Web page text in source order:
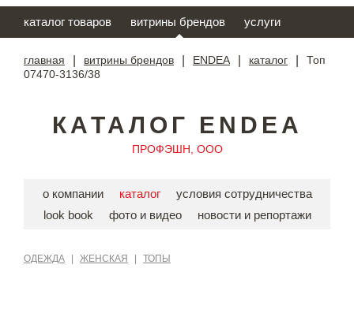
каталог товаров витрины брендов услуги
главная витрины брендов ENDEA каталог
Топ
07470-3136/38
КАТАЛОГ ENDEA
ПРОФЭШН, ООО
о компании каталог
условия сотрудничества
look book
фото и видео новости и репортажи
ОДЕЖДА ЖЕНСКАЯ ТОПЫ